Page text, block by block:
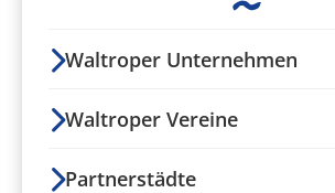
Waltroper Unternehmen
Waltroper Vereine
Partnerstädte